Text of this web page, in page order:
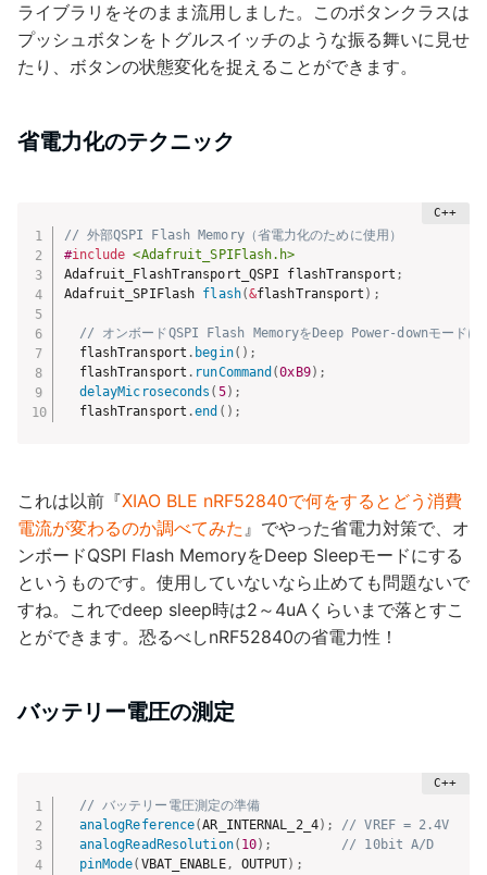
ライブラリをそのまま流用しました。このボタンクラスは
プッシュボタンをトグルスイッチのような振る舞いに見せ
たり、ボタンの状態変化を捉えることができます。
省電力化のテクニック
// 外部QSPI Flash Memory（省電力化のために使用）
#include <Adafruit_SPIFlash.h>
Adafruit_FlashTransport_QSPI flashTransport ;
Adafruit_SPIFlash flash(&flashTransport ) ;
// オンボードQSPI Flash MemoryをDeep Power-downモードに
  flashTransport
. begin( ) ;
  flashTransport
. runCommand (0xB9) ;
delayMicroseconds ( 5) ;
  flashTransport
.end ( ) ;
これは以前『XIAO BLE nRF52840で何をするとどう消費
電流が変わるのか調べてみた 』でやった省電力対策で、オ
ンボードQSPI Flash MemoryをDeep Sleepモードにする
というものです。使用していないなら止めても問題ないで
すね。これでdeep sleep時は2～4uAくらいまで落とすこ
とができます。恐るべしnRF52840の省電力性！
バッテリー電圧の測定
// バッテリー電圧測定の準備
analogReference(AR_INTERNAL_2_4) ;
// VREF = 2.4V
analogReadResolution( 10) ;
// 10bit A/D
pinMode( VBAT_ENABLE, OUTPUT) ;